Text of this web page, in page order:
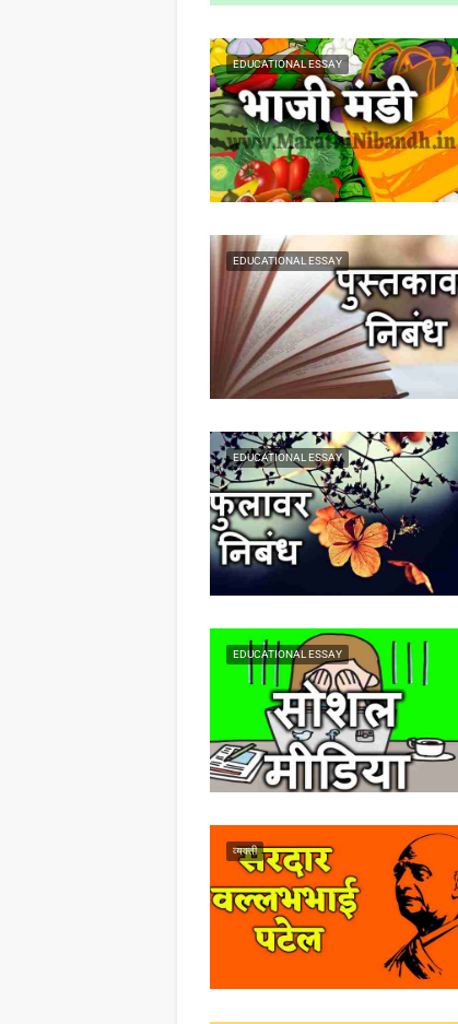
EDUCATIONAL ESSAY
EDUCATIONAL ESSAY
EDUCATIONAL ESSAY
EDUCATIONAL ESSAY
व्यक्ती